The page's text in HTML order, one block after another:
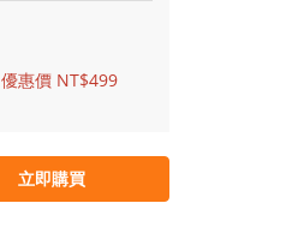
優惠價 NT$499
立即購買